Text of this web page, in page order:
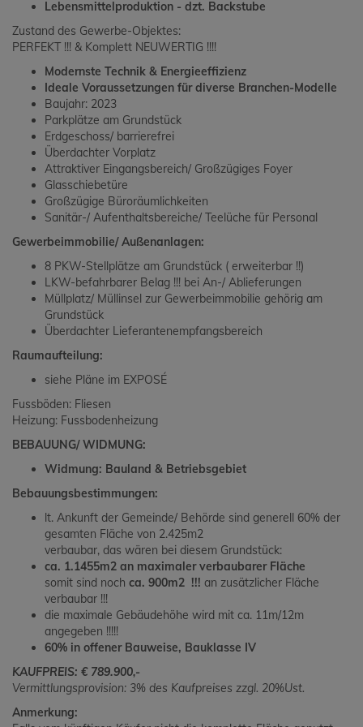
Lebensmittelproduktion - dzt. Backstube
Zustand des Gewerbe-Objektes:
PERFEKT !!! & Komplett NEUWERTIG !!!!
Modernste Technik & Energieeffizienz
Ideale Voraussetzungen für diverse Branchen-Modelle
Baujahr: 2023
Parkplätze am Grundstück
Erdgeschoss/ barrierefrei
Überdachter Vorplatz
Attraktiver Eingangsbereich/ Großzügiges Foyer
Glasschiebetüre
Großzügige Büroräumlichkeiten
Sanitär-/ Aufenthaltsbereiche/ Teelüche für Personal
Gewerbeimmobilie/ Außenanlagen:
8 PKW-Stellplätze am Grundstück ( erweiterbar !!)
LKW-befahrbarer Belag !!! bei An-/ Ablieferungen
Müllplatz/ Müllinsel zur Gewerbeimmobilie gehörig am
Grundstück
Überdachter Lieferantenempfangsbereich
Raumaufteilung:
siehe Pläne im EXPOSÉ
Fussböden: Fliesen
Heizung: Fussbodenheizung
BEBAUUNG/ WIDMUNG:
Widmung: Bauland & Betriebsgebiet
Bebauungsbestimmungen:
lt. Ankunft der Gemeinde/ Behörde sind generell 60% der
gesamten Fläche von 2.425m2
verbaubar, das wären bei diesem Grundstück:
ca. 1.1455m2 an maximaler verbaubarer Fläche
somit sind noch ca. 900m2 !!! an zusätzlicher Fläche
verbaubar !!!
die maximale Gebäudehöhe wird mit ca. 11m/12m
angegeben !!!!!
60% in offener Bauweise, Bauklasse IV
KAUFPREIS: € 789.900,-
Vermittlungsprovision: 3% des Kaufpreises zzgl. 20%Ust.
Anmerkung: